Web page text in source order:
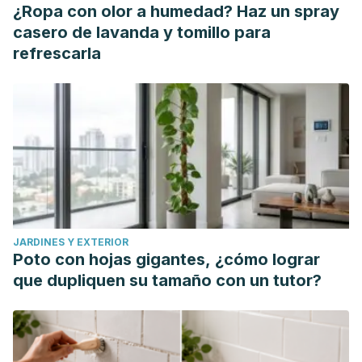
implicaciones clínicas
Taranilla Santos, Leonía. "Estudio anatómico de los
Gutiérrez-Sumillera, María, et al. "Schwannoma quístico
cervical parafaríngeo retroestiloideo del nervio
vago."
Revista Mexicana de Neurociencia
16.4 (2016): 31-
Paleo, Lester Rodríguez, et al. "El desafío de la nutrición
en el tratamiento de la gastroparesia."Acta Médica de
Cuba17.1 (2016).
Yepes Cortés, Carlos Augusto, et al. "Panel nacional de
expertos sobre la atención de la gastroparesia
de Diabetes
7.1 (2017): 9-23.
Barreto-Acevedo, Elliot, et al. "Eficacia y seguridad a largo
¿Ropa con olor a humedad? Haz un spray
casero de lavanda y tomillo para
refrescarla
JARDINES Y EXTERIOR
Poto con hojas gigantes, ¿cómo lograr
que dupliquen su tamaño con un tutor?